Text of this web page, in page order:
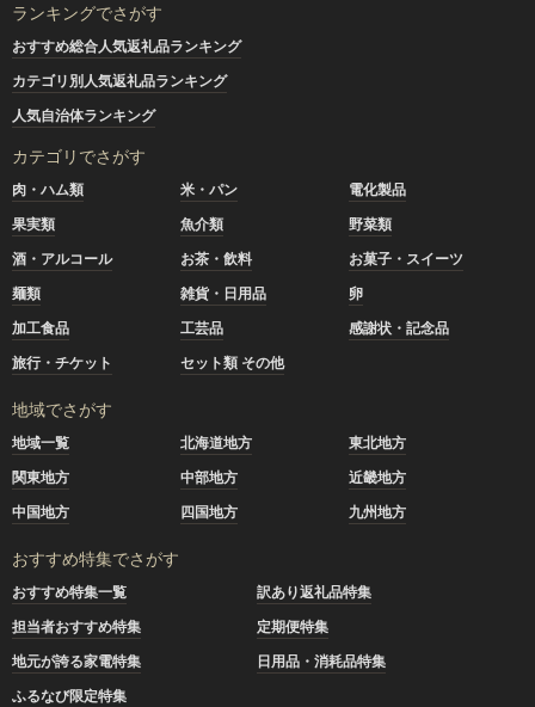
ランキングでさがす
おすすめ総合人気返礼品ランキング
カテゴリ別人気返礼品ランキング
人気自治体ランキング
カテゴリでさがす
肉・ハム類 米・パン
電化製品
果実類
魚介類
野菜類
酒・アルコール
お茶・飲料
お菓子・スイーツ
麺類
雑貨・日用品
卵
加工食品
工芸品
感謝状・記念品
旅行・チケット
セット類 その他
地域でさがす
地域一覧 北海道地方
東北地方
関東地方
中部地方
近畿地方
中国地方
四国地方 九州地方
おすすめ特集でさがす
おすすめ特集一覧
訳あり返礼品特集
担当者おすすめ特集
定期便特集
地元が誇る家電特集
日用品・消耗品特集
ふるなび限定特集